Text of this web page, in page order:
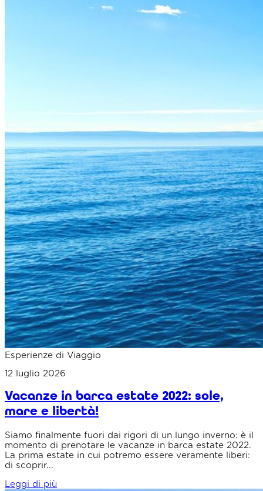
Esperienze di Viaggio
12 luglio 2026
Vacanze in barca estate 2022: sole,
mare e libertà!
Siamo finalmente fuori dai rigori di un lungo inverno: è il
momento di prenotare le vacanze in barca estate 2022.
La prima estate in cui potremo essere veramente liberi:
di scoprir...
Leggi di più